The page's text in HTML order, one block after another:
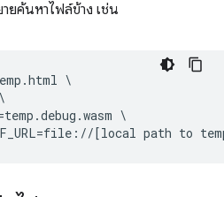
ยค้นหาไฟล์ข้าง เช่น
\
\